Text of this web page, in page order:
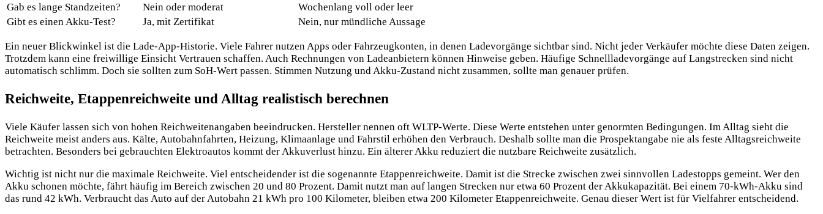
Gab es lange Standzeiten?
Nein oder moderat
Wochenlang voll oder leer
Gibt es einen Akku-Test?
Ja, mit Zertifikat Nein, nur mündliche Aussage
Ein neuer Blickwinkel ist die Lade-App-Historie. Viele Fahrer nutzen Apps oder Fahrzeugkonten, in denen Ladevorgänge sichtbar sind. Nicht jeder Verkäufer möchte diese Daten zeigen.
Trotzdem kann eine freiwillige Einsicht Vertrauen schaffen. Auch Rechnungen von Ladeanbietern können Hinweise geben. Häufige Schnellladevorgänge auf Langstrecken sind nicht
automatisch schlimm. Doch sie sollten zum SoH-Wert passen. Stimmen Nutzung und Akku-Zustand nicht zusammen, sollte man genauer prüfen.
Reichweite, Etappenreichweite und Alltag realistisch berechnen
Viele Käufer lassen sich von hohen Reichweitenangaben beeindrucken. Hersteller nennen oft WLTP-Werte. Diese Werte entstehen unter genormten Bedingungen. Im Alltag sieht die
Reichweite meist anders aus. Kälte, Autobahnfahrten, Heizung, Klimaanlage und Fahrstil erhöhen den Verbrauch. Deshalb sollte man die Prospektangabe nie als feste Alltagsreichweite
betrachten. Besonders bei gebrauchten Elektroautos kommt der Akkuverlust hinzu. Ein älterer Akku reduziert die nutzbare Reichweite zusätzlich.
Wichtig ist nicht nur die maximale Reichweite. Viel entscheidender ist die sogenannte Etappenreichweite. Damit ist die Strecke zwischen zwei sinnvollen Ladestopps gemeint. Wer den
Akku schonen möchte, fährt häufig im Bereich zwischen 20 und 80 Prozent. Damit nutzt man auf langen Strecken nur etwa 60 Prozent der Akkukapazität. Bei einem 70-kWh-Akku sind
das rund 42 kWh. Verbraucht das Auto auf der Autobahn 21 kWh pro 100 Kilometer, bleiben etwa 200 Kilometer Etappenreichweite. Genau dieser Wert ist für Vielfahrer entscheidend.